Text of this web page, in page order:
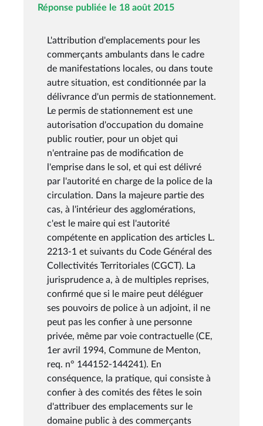
Réponse publiée le 18 août 2015
L'attribution d'emplacements pour les
commerçants ambulants dans le cadre
de manifestations locales, ou dans toute
autre situation, est conditionnée par la
délivrance d'un permis de stationnement.
Le permis de stationnement est une
autorisation d'occupation du domaine
public routier, pour un objet qui
n'entraine pas de modification de
l'emprise dans le sol, et qui est délivré
par l'autorité en charge de la police de la
circulation. Dans la majeure partie des
cas, à l'intérieur des agglomérations,
c'est le maire qui est l'autorité
compétente en application des articles L.
2213-1 et suivants du Code Général des
Collectivités Territoriales (CGCT). La
jurisprudence a, à de multiples reprises,
confirmé que si le maire peut déléguer
ses pouvoirs de police à un adjoint, il ne
peut pas les confier à une personne
privée, même par voie contractuelle (CE,
1er avril 1994, Commune de Menton,
req. n° 144152-144241). En
conséquence, la pratique, qui consiste à
confier à des comités des fêtes le soin
d'attribuer des emplacements sur le
domaine public à des commerçants